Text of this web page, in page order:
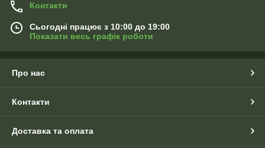
Контакти
Сьогодні працює з 10:00 до 19:00
Показати весь графік роботи
Про нас
Контакти
Доставка та оплата